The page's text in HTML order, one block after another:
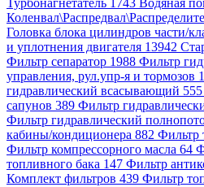
Турбонагнетатель 1743 Водяная
Головка блока цилиндров части/
и уплотнения двигателя 13942
Фильтр сепаратор 1988 Фильтр
управления, рул.упр-я и тормозов
гидравлический всасывающий 555
сапунов 389 Фильтр
Фильтр гидравлический
кабины/кондиционера 882 Фильтр
Фильтр компрессорного масла 64
топливного бака 147 Фильтр
Комплект фильтров 439 Фильтр